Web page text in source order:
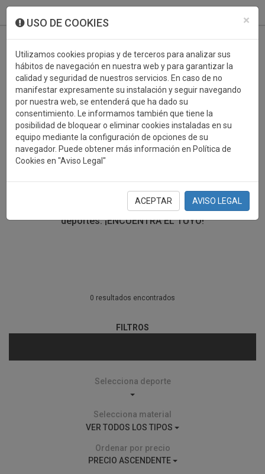
×
USO DE COOKIES
Utilizamos cookies propias y de terceros para analizar sus
hábitos de navegación en nuestra web y para garantizar la
calidad y seguridad de nuestros servicios. En caso de no
manifestar expresamente su instalación y seguir navegando
por nuestra web, se entenderá que ha dado su
consentimiento. Le informamos también que tiene la
posibilidad de bloquear o eliminar cookies instaladas en su
equipo mediante la configuración de opciones de su
navegador. Puede obtener más información en Política de
Cookies en "Aviso Legal"
ACEPTAR AVISO LEGAL
TROFEOS DEPORTIVOS
En esta sección encontrarás una gran variedad de
filtros por deporte, material y precio del trofeo.
Trofeos deportivos para todos los
deportes. ¡ENCUENTRA EL TUYO!
0 resultados encontrados
FILTROS
Selecciona deporte
Selecciona material
VER TODOS LOS TIPOS
Ordenar por precio
PRECIO ASCENDENTE